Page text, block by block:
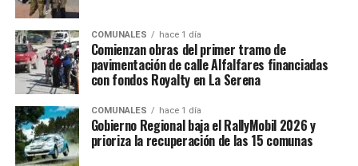
COMUNALES hace 1 día
Comienzan obras del primer tramo de
pavimentación de calle Alfalfares financiadas
con fondos Royalty en La Serena
COMUNALES hace 1 día
Gobierno Regional baja el RallyMobil 2026 y
prioriza la recuperación de las 15 comunas